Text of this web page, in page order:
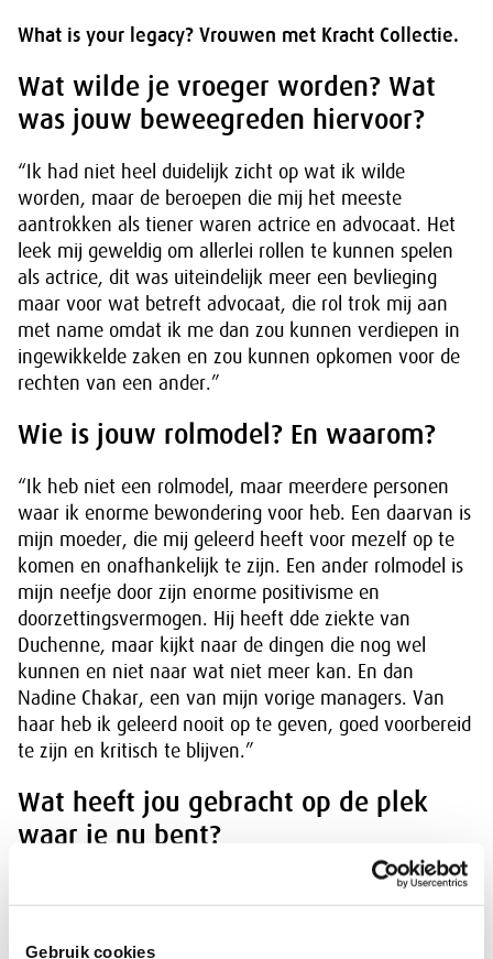
Gebruik cookies
What is your legacy? Vrouwen met Kracht Collectie.
Wat wilde je vroeger worden? Wat
was jouw beweegreden hiervoor?
“Ik had niet heel duidelijk zicht op wat ik wilde
worden, maar de beroepen die mij het meeste
aantrokken als tiener waren actrice en advocaat. Het
leek mij geweldig om allerlei rollen te kunnen spelen
als actrice, dit was uiteindelijk meer een bevlieging
maar voor wat betreft advocaat, die rol trok mij aan
met name omdat ik me dan zou kunnen verdiepen in
ingewikkelde zaken en zou kunnen opkomen voor de
rechten van een ander.”
Wie is jouw rolmodel? En waarom?
“Ik heb niet een rolmodel, maar meerdere personen
waar ik enorme bewondering voor heb. Een daarvan is
mijn moeder, die mij geleerd heeft voor mezelf op te
komen en onafhankelijk te zijn. Een ander rolmodel is
mijn neefje door zijn enorme positivisme en
doorzettingsvermogen. Hij heeft dde ziekte van
Duchenne, maar kijkt naar de dingen die nog wel
kunnen en niet naar wat niet meer kan. En dan
Nadine Chakar, een van mijn vorige managers. Van
haar heb ik geleerd nooit op te geven, goed voorbereid
te zijn en kritisch te blijven.”
Wat heeft jou gebracht op de plek
waar je nu bent?
“Doorzettingsvermogen, energie halen uit de mensen
durven te treden, jezelf niet te serieus nemen en